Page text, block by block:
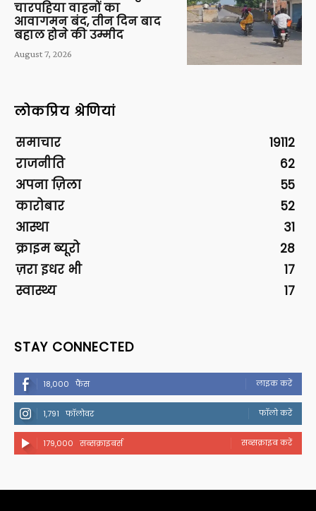
चारपहिया वाहनों का
आवागमन बंद, तीन दिन बाद
बहाल होने की उम्मीद
August 7, 2026
लोकप्रिय श्रेणियां
समाचार
19112
राजनीति
62
अपना ज़िला
55
कारोबार
52
आस्था
31
क्राइम ब्यूरो
28
ज़रा इधर भी
17
स्वास्थ्य
17
STAY CONNECTED
18,000 फैंस लाइक करें
1,791 फॉलोवर फॉलो करें
179,000 सब्सक्राइबर्स सब्सक्राइब करें